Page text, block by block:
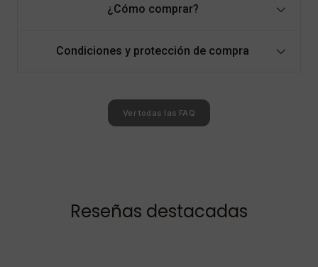
¿Cómo comprar?
Condiciones y protección de compra
Ver todas las FAQ
Reseñas destacadas